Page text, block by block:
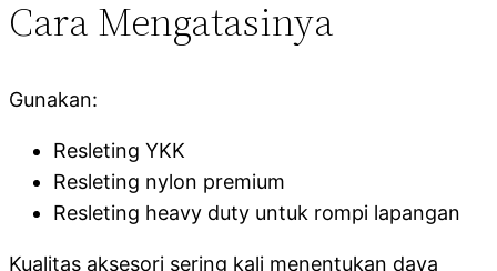
Cara Mengatasinya
Gunakan:
Resleting YKK
Resleting nylon premium
Resleting heavy duty untuk rompi lapangan
Kualitas aksesori sering kali menentukan daya